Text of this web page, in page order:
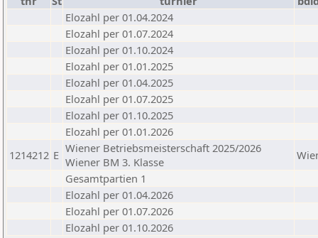
Elozahl per 01.04.2024
Elozahl per 01.07.2024
Elozahl per 01.10.2024
Elozahl per 01.01.2025
Elozahl per 01.04.2025
Elozahl per 01.07.2025
Elozahl per 01.10.2025
Elozahl per 01.01.2026
1214212 E Wiener Betriebsmeisterschaft 2025/2026
Wiener BM 3. Klasse
Gesamtpartien 1
Elozahl per 01.04.2026
Elozahl per 01.07.2026
Elozahl per 01.10.2026